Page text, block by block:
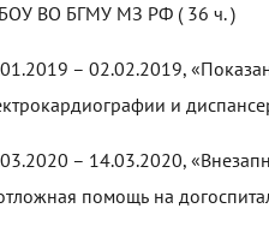
ВО БГМУ МЗ РФ ( 36 ч. )
– 02.02.2019,
и
– 14.03.2020,
помощь на